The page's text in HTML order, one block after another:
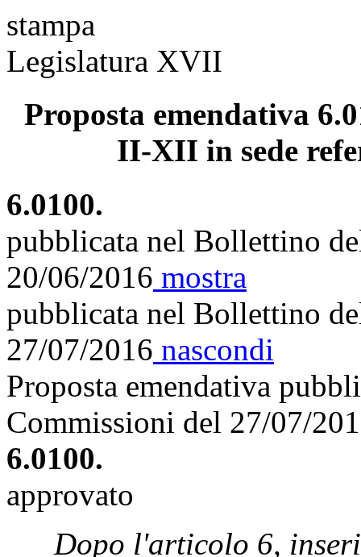
stampa
Legislatura XVII
Proposta emendativa
II-XII in sede
6.0100.
pubblicata nel Bollettino
20/06/2016 mostra
pubblicata nel Bollettino
27/07/2016 nascondi
Proposta emendativa
Commissioni del 27/07/
6.0100.
approvato
Dopo l'articolo 6,